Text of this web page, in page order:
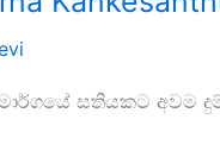
සතියකට අවම